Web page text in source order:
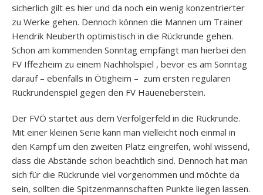
sicherlich gilt es hier und da noch ein wenig konzentrierter
zu Werke gehen. Dennoch können die Mannen um Trainer
Hendrik Neuberth optimistisch in die Rückrunde gehen.
Schon am kommenden Sonntag empfängt man hierbei den
FV Iffezheim zu einem Nachholspiel , bevor es am Sonntag
darauf – ebenfalls in Ötigheim – zum ersten regulären
Rückrundenspiel gegen den FV Haueneberstein.
Der FVÖ startet aus dem Verfolgerfeld in die Rückrunde.
Mit einer kleinen Serie kann man vielleicht noch einmal in
den Kampf um den zweiten Platz eingreifen, wohl wissend,
dass die Abstände schon beachtlich sind. Dennoch hat man
sich für die Rückrunde viel vorgenommen und möchte da
sein, sollten die Spitzenmannschaften Punkte liegen lassen.